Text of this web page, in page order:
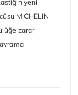
yeni
MICHELIN
zarar